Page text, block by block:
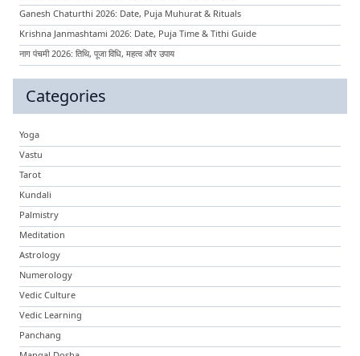
Ganesh Chaturthi 2026: Date, Puja Muhurat & Rituals
Krishna Janmashtami 2026: Date, Puja Time & Tithi Guide
नाग पंचमी 2026: तिथि, पूजा विधि, महत्व और उपाय
Categories
Yoga
Vastu
Tarot
Kundali
Palmistry
Meditation
Astrology
Numerology
Vedic Culture
Vedic Learning
Panchang